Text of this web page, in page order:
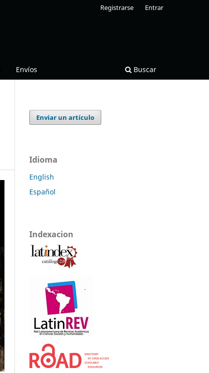
Envíos Buscar
Registrarse Entrar
Enviar un artículo
Idioma
English
Español
Indexacion